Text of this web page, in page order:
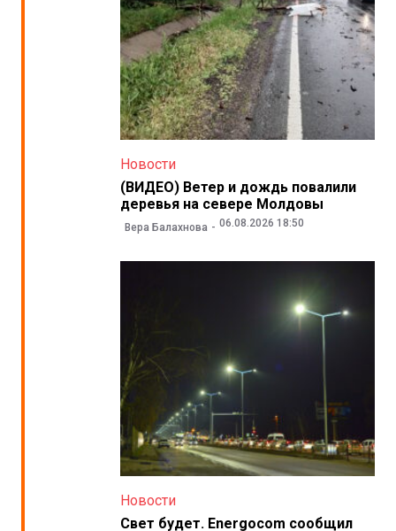
Новости
(ВИДЕО) Ветер и дождь повалили
деревья на севере Молдовы
Вера Балахнова 06.08.2026 18:50
Новости
Свет будет. Energocom сообщил